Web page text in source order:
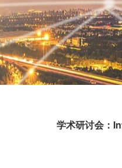
学术研讨会：